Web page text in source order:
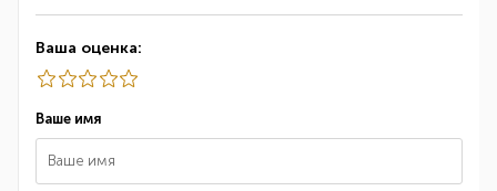
Ваша оценка:
Ваше имя